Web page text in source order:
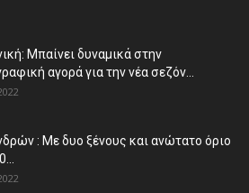
Μπαίνει δυναμικά στην
αγορά για την νέα σεζόν...
: Με δυο ξένους και ανώτατο όριο